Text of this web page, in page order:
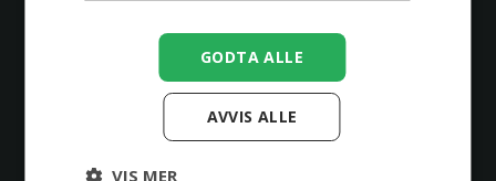
GODTA ALLE
AVVIS ALLE
VIS MER